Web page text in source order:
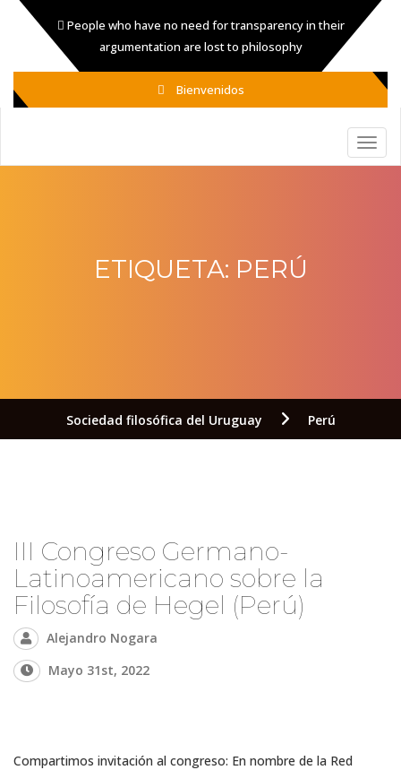
People who have no need for transparency in their
argumentation are lost to philosophy
Bienvenidos
ETIQUETA: PERÚ
Sociedad filosófica del Uruguay Perú
III Congreso Germano-
Latinoamericano sobre la
Filosofía de Hegel (Perú)
Alejandro Nogara
Mayo 31st, 2022
Compartimos invitación al congreso: En nombre de la Red